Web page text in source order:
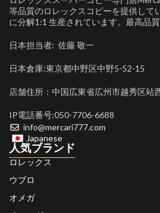
等品質のロレックスコピーを提供して
に分解1:1 生産されています。最高品質
日本担当者: 佐藤 敬一
日本倉庫:東京都中野区中野5-52-15
店舗住所：中国広東省広州市越秀区站
IP電話番号:050-7706-6688
info@mercari777.com
Japanese
人気ブランド
ロレックス
ウブロ
オメガ